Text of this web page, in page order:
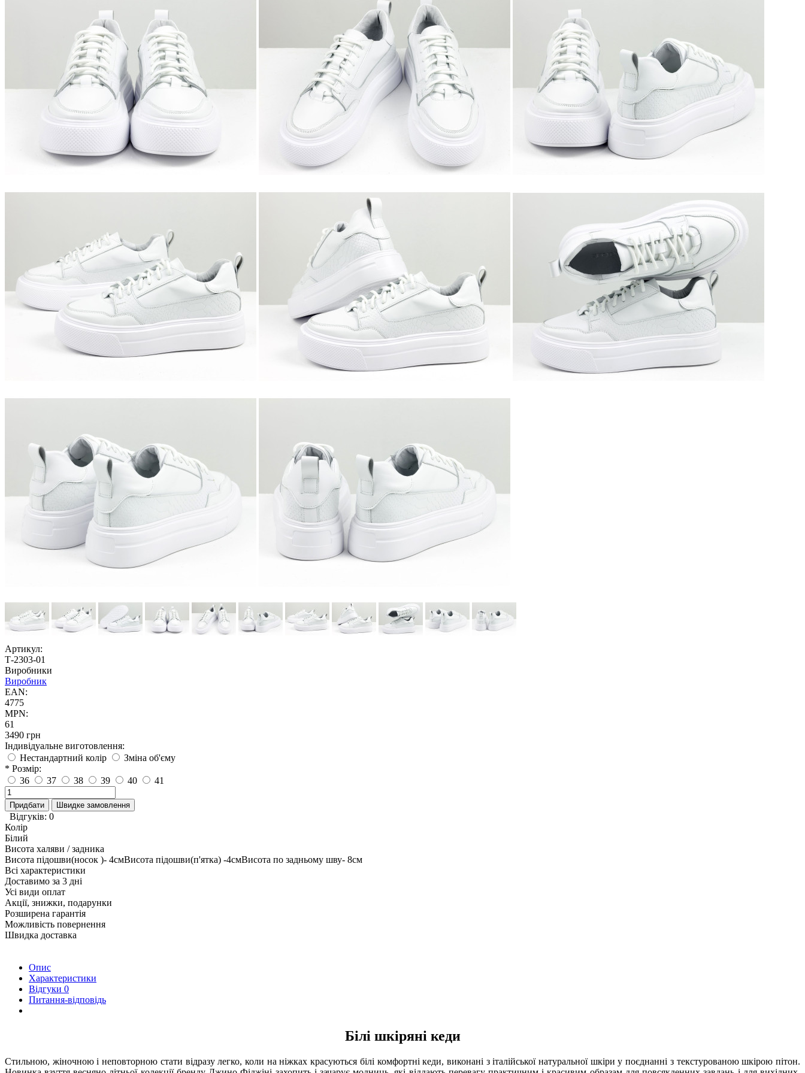
Артикул:
Т-2303-01
Виробники
Виробник
EAN:
4775
MPN:
61
3490 грн
Індивідуальне виготовлення:
Нестандартний колір
Зміна об'єму
* Розмір:
36
37 38 39 40 41
Придбати Швидке замовлення
Відгуків: 0
Колір
Білий
Висота халяви / задника
Висота підошви(носок )- 4смВисота підошви(п'ятка) -4смВисота по задньому шву- 8см
Всі характеристики
Доставимо за 3 дні
Усі види оплат
Акції, знижки, подарунки
Розширена гарантія
Можливість повернення
Швидка доставка
Опис
Характеристики
Відгуки 0
Питання-відповідь
Білі шкіряні кеди
Стильною, жіночною і неповторною стати відразу легко, коли на ніжках красуються білі комфортні кеди, виконані з італійської натуральної шкіри у поєднанні з текстурованою шкірою пітон.